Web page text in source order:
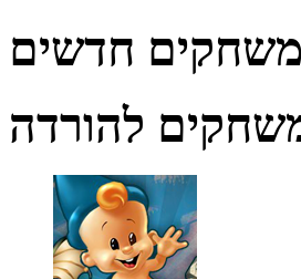
משחקים חדשים
להורדה